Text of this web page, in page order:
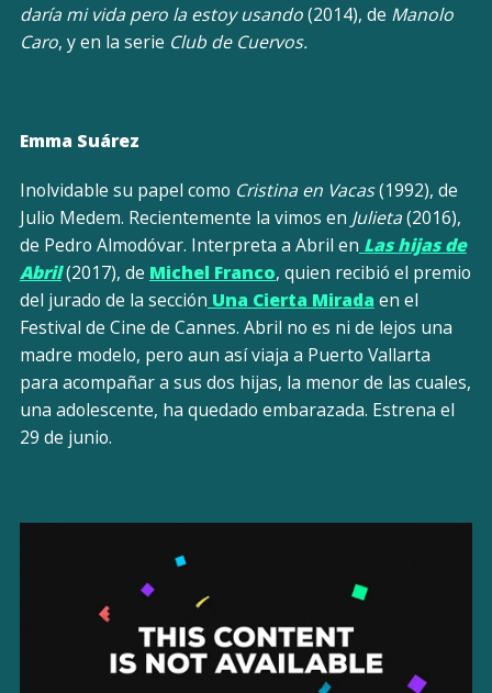
daría mi vida pero la estoy usando(2014), de Manolo
Caro, y en la serie Club de Cuervos.
Emma Suárez
Inolvidable su papel como Cristina en Vacas(1992), de
Julio Medem. Recientemente la vimos en Julieta(2016),
de Pedro Almodóvar. Interpreta a Abril en Las hijas de
Abril(2017), de Michel Franco, quien recibió el premio
del jurado de la sección Una Cierta Mirada en el
Festival de Cine de Cannes. Abril no es ni de lejos una
madre modelo, pero aun así viaja a Puerto Vallarta
para acompañar a sus dos hijas, la menor de las cuales,
una adolescente, ha quedado embarazada. Estrena el
29 de junio.